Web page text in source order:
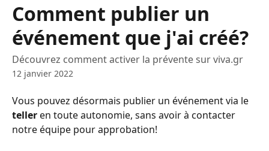
Comment publier un
événement que j'ai créé?
Découvrez comment activer la prévente sur viva.gr
12 janvier 2022
Vous pouvez désormais publier un événement via le
teller en toute autonomie, sans avoir à contacter
notre équipe pour approbation!